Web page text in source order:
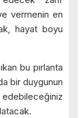
vermenin en
hayat boyu
bu pırlanta
bir duygunun